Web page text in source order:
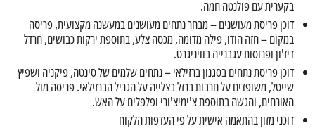
בקערית עם פולנטה חמה.
דוכן פריסת מעושנים – מבחר נתחים מעושנים במעשנה מקצועית, פריסה
במקום – חזה הודו, פילה מדומה, מכסה צלע, בתוספת ירקות כבושים, חרדל
דיז'ון ופרוסות עגבנייה בוויניגרט.
דוכן פריסת נתחים בסגנון ברזילאי – נתחים שלמים של סינטה, פיקניה ושפיץ
שייטל, משופדים על חרבות ברזל בצלייה על הגריל הברזילאי. פריסה מול
האורחים, והגשה בתוספת צ'ימיצ'ורי ופלפלים על האש.
דוכני מזון בהתאמה אישית על פי העדפות הלקוח